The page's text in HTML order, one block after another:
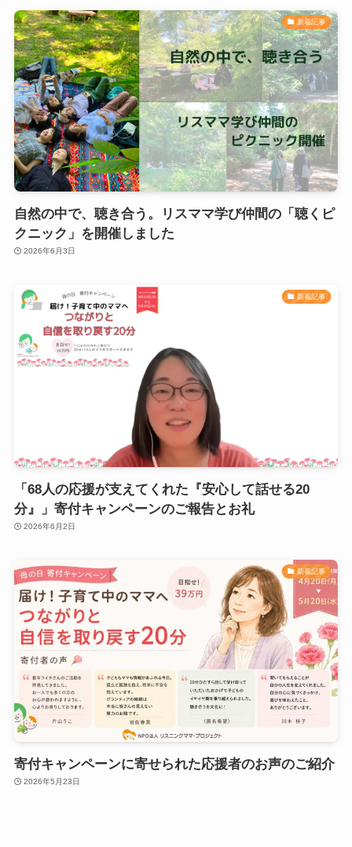
新着記事
自然の中で、聴き合う。リスママ学び仲間の「聴くピ
クニック」を開催しました
2026年6月3日
新着記事
「68人の応援が支えてくれた『安心して話せる20
分』」寄付キャンペーンのご報告とお礼
2026年6月2日
新着記事
寄付キャンペーンに寄せられた応援者のお声のご紹介
2026年5月23日